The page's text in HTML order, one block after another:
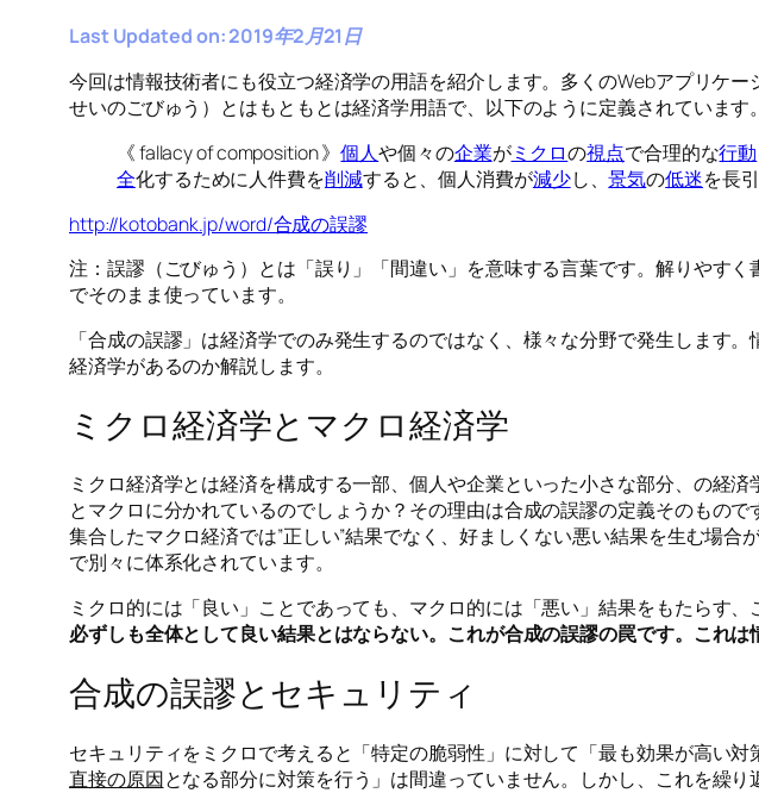
Last Updated on: 2019年2月21日
今回は情報技術者にも役立つ経済学の用語を紹介します。多くのWebアプリケ
せいのごびゅう）とはもともとは経済学用語で、以下のように定義されています。
《 fallacy of composition 》個人や個々の企業がミクロの視点で合理的な行動
全化するために人件費を削減すると、個人消費が減少し、景気の低迷を長
http://kotobank.jp/word/合成の誤謬
注：誤謬（ごびゅう）とは「誤り」「間違い」を意味する言葉です。解りやす
でそのまま使っています。
「合成の誤謬」は経済学でのみ発生するのではなく、様々な分野で発生します
経済学があるのか解説します。
ミクロ経済学とマクロ経済学
ミクロ経済学とは経済を構成する一部、個人や企業といった小さな部分、の経
とマクロに分かれているのでしょうか？その理由は合成の誤謬の定義そのもの
集合したマクロ経済では”正しい”結果でなく、好ましくない悪い結果を生む場合が
で別々に体系化されています。
ミクロ的には「良い」ことであっても、マクロ的には「悪い」結果をもたらす
必ずしも全体として良い結果とはならない。これが合成の誤謬の罠です。これは
合成の誤謬とセキュリティ
セキュリティをミクロで考えると「特定の脆弱性」に対して「最も効果が高い
直接の原因となる部分に対策を行う」は間違っていません。しかし、これを繰り